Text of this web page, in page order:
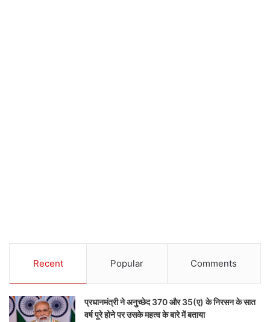
Recent Popular Comments
प्रधानमंत्री ने अनुच्छेद 370 और 35(ए) के निरसन के सात
वर्ष पूरे होने पर उसके महत्व के बारे में बताया